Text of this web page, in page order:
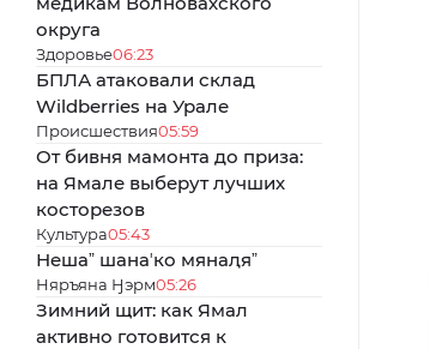
округа
Здоровье06:23
БПЛА атаковали склад
Wildberries на Урале
Происшествия05:59
От бивня мамонта до приза:
на Ямале выберут лучших
косторезов
Культура05:43
Нешаˮ шанаʼко мянаԯяˮ
Няръяна Ӈэрм05:26
Зимний щит: как Ямал
активно готовится к